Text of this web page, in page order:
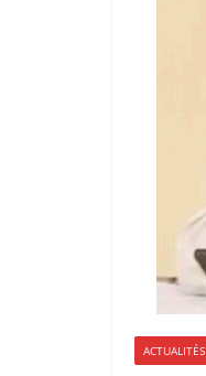
ACTUALITÉS